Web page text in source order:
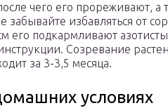
чего его прореживают,
забывайте избавляться от
его подкармливают
Созревание
за 3-3,5 месяца.
условиях